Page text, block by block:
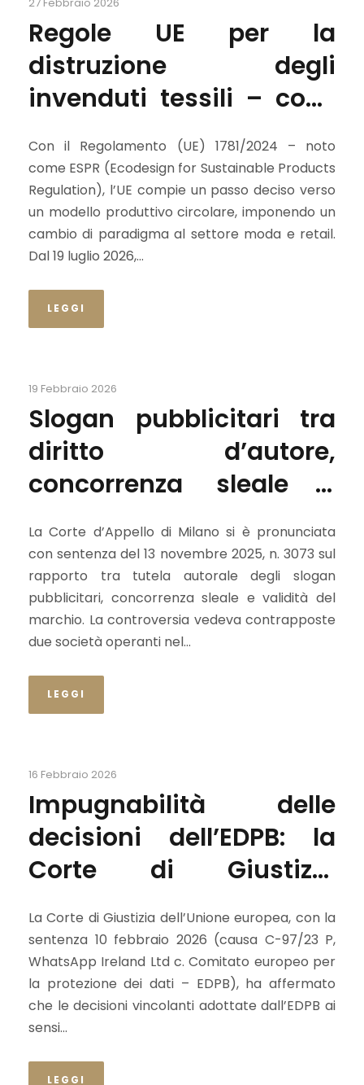
Regole UE per la
distruzione degli
invenduti tessili – cosa
cambia per le imprese?
Con il Regolamento (UE) 1781/2024 – noto
come ESPR (Ecodesign for Sustainable Products
Regulation), l’UE compie un passo deciso verso
un modello produttivo circolare, imponendo un
cambio di paradigma al settore moda e retail.
Dal 19 luglio 2026,...
LEGGI
19 Febbraio 2026
Slogan pubblicitari tra
diritto d’autore,
concorrenza sleale e
nullità del marchio
La Corte d’Appello di Milano si è pronunciata
con sentenza del 13 novembre 2025, n. 3073 sul
rapporto tra tutela autorale degli slogan
pubblicitari, concorrenza sleale e validità del
marchio. La controversia vedeva contrapposte
due società operanti nel...
LEGGI
16 Febbraio 2026
Impugnabilità delle
decisioni dell’EDPB: la
Corte di Giustizia
dell’art. 65 GDPR
La Corte di Giustizia dell’Unione europea, con la
sentenza 10 febbraio 2026 (causa C-97/23 P,
WhatsApp Ireland Ltd c. Comitato europeo per
la protezione dei dati – EDPB), ha affermato
che le decisioni vincolanti adottate dall’EDPB ai
sensi...
LEGGI